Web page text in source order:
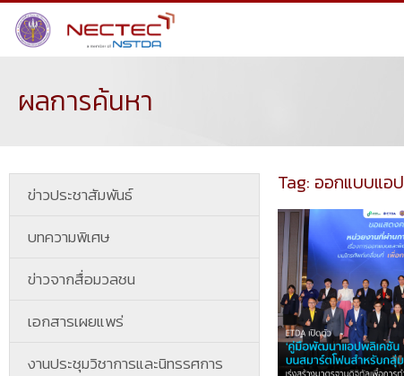
ผลการค้นหา
ข่าวประชาสัมพันธ์
บทความพิเศษ
ข่าวจากสื่อมวลชน
เอกสารเผยแพร่
งานประชุมวิชาการและนิทรรศการ
Tag: ออกแบบแอป